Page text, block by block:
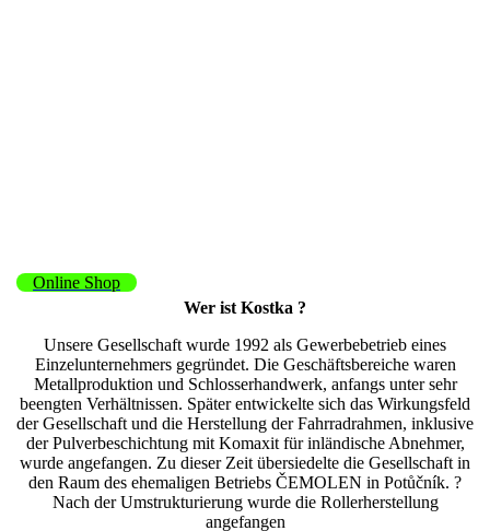
Online Shop
Wer ist Kostka ?
Unsere Gesellschaft wurde 1992 als Gewerbebetrieb eines
Einzelunternehmers gegründet. Die Geschäftsbereiche waren
Metallproduktion und Schlosserhandwerk, anfangs unter sehr
beengten Verhältnissen. Später entwickelte sich das Wirkungsfeld
der Gesellschaft und die Herstellung der Fahrradrahmen, inklusive
der Pulverbeschichtung mit Komaxit für inländische Abnehmer,
wurde angefangen. Zu dieser Zeit übersiedelte die Gesellschaft in
den Raum des ehemaligen Betriebs ČEMOLEN in Potůčník. ?
Nach der Umstrukturierung wurde die Rollerherstellung
angefangen